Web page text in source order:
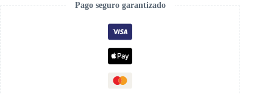
Pago seguro garantizado